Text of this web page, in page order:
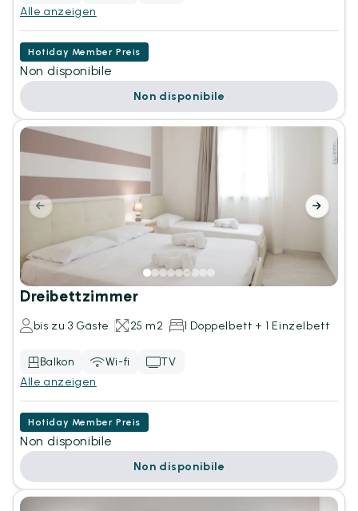
Alle anzeigen
Hotiday Member Preis
Non disponibile
Non disponibile
Dreibettzimmer
bis zu 3 Gäste 25 m2 1 Doppelbett + 1 Einzelbett
Balkon Wi-fi
TV
Alle anzeigen
Hotiday Member Preis
Non disponibile
Non disponibile